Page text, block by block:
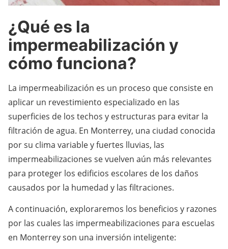
¿Qué es la
impermeabilización y
cómo funciona?
La impermeabilización es un proceso que consiste en
aplicar un revestimiento especializado en las
superficies de los techos y estructuras para evitar la
filtración de agua. En Monterrey, una ciudad conocida
por su clima variable y fuertes lluvias, las
impermeabilizaciones se vuelven aún más relevantes
para proteger los edificios escolares de los daños
causados por la humedad y las filtraciones.
A continuación, exploraremos los beneficios y razones
por las cuales las impermeabilizaciones para escuelas
en Monterrey son una inversión inteligente: